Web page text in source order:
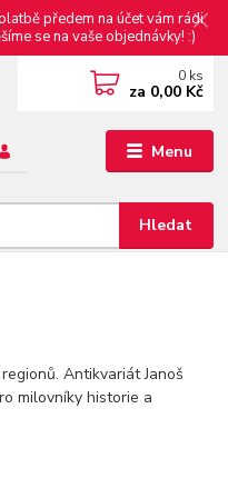
předem na účet vám rádi
se na vaše objednávky! :)
Menu
Hledat
0 ks
za 0,00 Kč
Antikvariát Janoš
milovníky historie a